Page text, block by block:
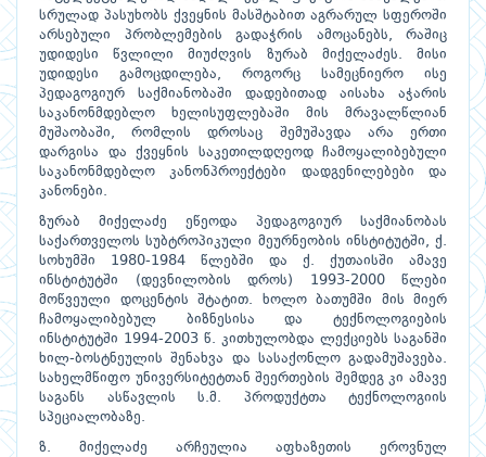
სრულად პასუხობს ქვეყნის მასშტაბით აგრარულ სფეროში
არსებული პრობლემების გადაჭრის ამოცანებს, რაშიც
უდიდესი წვლილი მიუძღვის ზურაბ მიქელაძეს. მისი
უდიდესი გამოცდილება, როგორც სამეცნიერო ისე
პედაგოგიურ საქმიანობაში დადებითად აისახა აჭარის
საკანონმდებლო ხელისუფლებაში მის მრავალწლიან
მუშაობაში, რომლის დროსაც შემუშავდა არა ერთი
დარგისა და ქვეყნის საკეთილდღეოდ ჩამოყალიბებული
საკანონმდებლო კანონპროექტები დადგენილებები და
კანონები.
ზურაბ მიქელაძე ეწეოდა პედაგოგიურ საქმიანობას
საქართველოს სუბტროპიკული მეურნეობის ინსტიტუტში, ქ.
სოხუმში 1980-1984 წლებში და ქ. ქუთაისში ამავე
ინსტიტუტში (დევნილობის დროს) 1993-2000 წლები
მოწვეული დოცენტის შტატით. ხოლო ბათუმში მის მიერ
ჩამოყალიბებულ ბიზნესისა და ტექნოლოგიების
ინსტიტუტში 1994-2003 წ. კითხულობდა ლექციებს საგანში
ხილ-ბოსტნეულის შენახვა და სასაქონლო გადამუშავება.
სახელმწიფო უნივერსიტეტთან შეერთების შემდეგ კი ამავე
საგანს ასწავლის ს.მ. პროდუქტთა ტექნოლოგიის
სპეციალობაზე.
ზ. მიქელაძე არჩეულია აფხაზეთის ეროვნულ